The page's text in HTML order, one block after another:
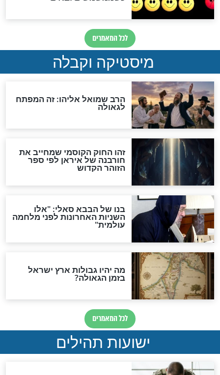
אחרית הימים
האם אפשר לחשב את הקץ?
מה יהיה בימות המשיח?
"לפני הגאולה תהיה אפיקורסות
והכחשה גדולה מאוד של
האמונה"
האם לאחר בוא המשיח יהיה
אפשר לחזור בתשובה?
לכל המאמרים